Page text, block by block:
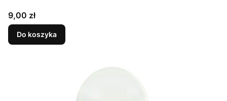
Cena
9,00 zł
Do koszyka